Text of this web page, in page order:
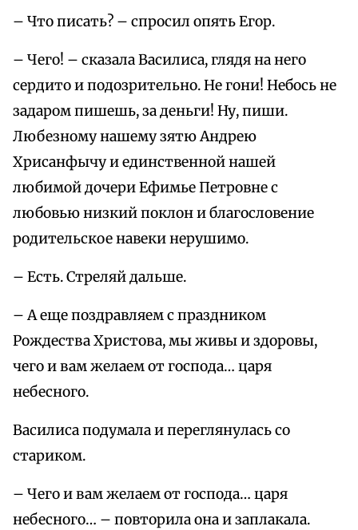
– Что писать? – спросил опять Егор.
– Чего! – сказала Василиса, глядя на него
сердито и подозрительно. Не гони! Небось не
задаром пишешь, за деньги! Ну, пиши.
Любезному нашему зятю Андрею
Хрисанфычу и единственной нашей
любимой дочери Ефимье Петровне с
любовью низкий поклон и благословение
родительское навеки нерушимо.
– Есть. Стреляй дальше.
– А еще поздравляем с праздником
Рождества Христова, мы живы и здоровы,
чего и вам желаем от господа… царя
небесного.
Василиса подумала и переглянулась со
стариком.
– Чего и вам желаем от господа… царя
небесного… – повторила она и заплакала.